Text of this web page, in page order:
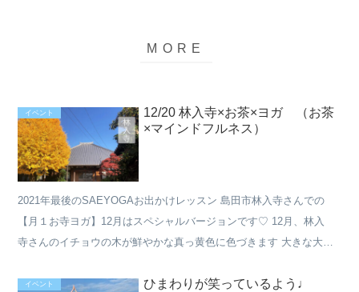
イベント
12/20 林入寺×お茶×ヨガ （お茶
×マインドフルネス）
2021年最後のSAEYOGAお出かけレッスン 島田市林入寺さんでの
【月１お寺ヨガ】12月はスペシャルバージョンです♡ 12月、林入
寺さんのイチョウの木が鮮やかな真っ黄色に色づきます 大きな大き
イベント
ひまわりが笑っているよう♩